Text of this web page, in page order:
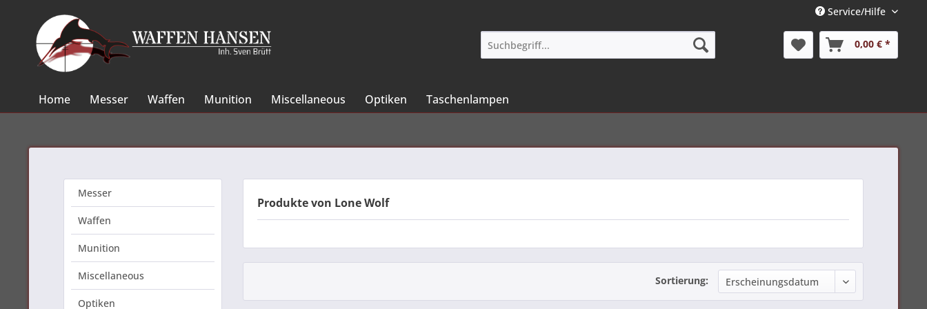
Service/Hilfe
0,00 € *
Home Messer Waffen Munition Miscellaneous Optiken Taschenlampen
Messer
Waffen
Munition
Miscellaneous
Optiken
Produkte von Lone Wolf
Sortierung: